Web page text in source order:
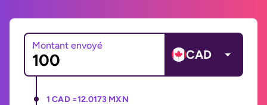
Montant envoyé
CAD
1 CAD =12.0173 MXN